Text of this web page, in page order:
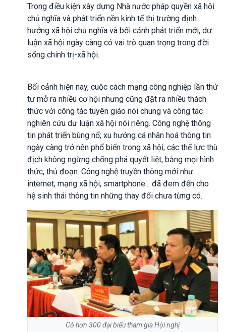
Trong điều kiện xây dựng Nhà nước pháp quyền xã hội
chủ nghĩa và phát triển nền kinh tế thị trường định
hướng xã hội chủ nghĩa và bối cảnh phát triển mới, dư
luận xã hội ngày càng có vai trò quan trọng trong đời
sống chính trị-xã hội.
Bối cảnh hiện nay, cuộc cách mạng công nghiệp lần thứ
tư mở ra nhiều cơ hội nhưng cũng đặt ra nhiều thách
thức với công tác tuyên giáo nói chung và công tác
nghiên cứu dư luận xã hội nói riêng. Công nghệ thông
tin phát triển bùng nổ; xu hướng cá nhân hoá thông tin
ngày càng trở nên phổ biến trong xã hội; các thế lực thù
địch không ngừng chống phá quyết liệt, bằng mọi hình
thức, thủ đoạn. Công nghệ truyền thông mới như
internet, mạng xã hội, smartphone... đã đem đến cho
hệ sinh thái thông tin những thay đổi chưa từng có.
Có hơn 300 đại biểu tham gia Hội nghị